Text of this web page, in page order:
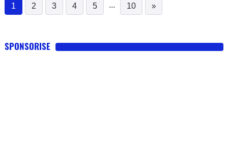
1
(current)
2 3 4 5 ... 10 »
SPONSORISE